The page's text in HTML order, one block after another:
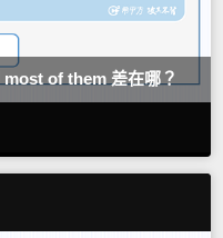
most of them 差在哪？